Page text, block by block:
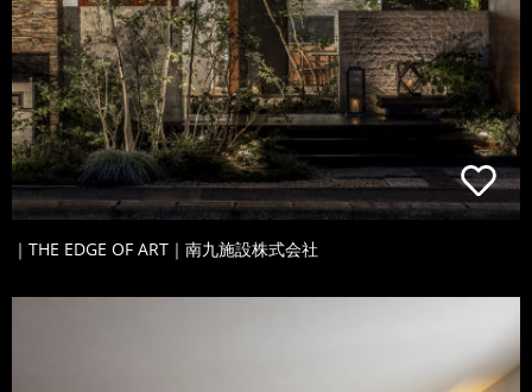
｜THE EDGE OF ART｜南九施設株式会社